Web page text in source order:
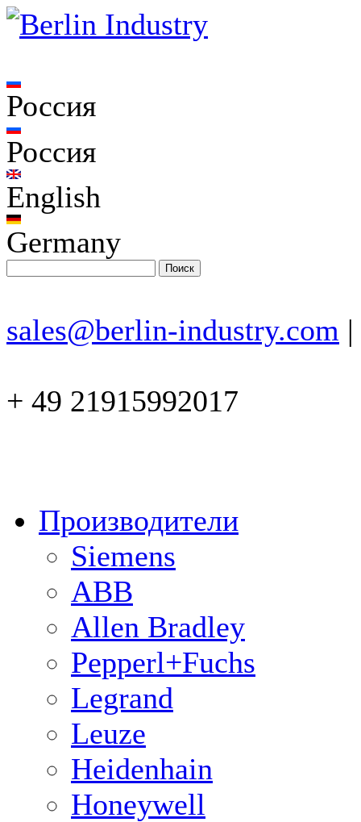
Россия
Россия
English
Germany
sales@berlin-industry.com |
+ 49 21915992017
Производители
Siemens
ABB
Allen Bradley
Pepperl+Fuchs
Legrand
Leuze
Heidenhain
Honeywell